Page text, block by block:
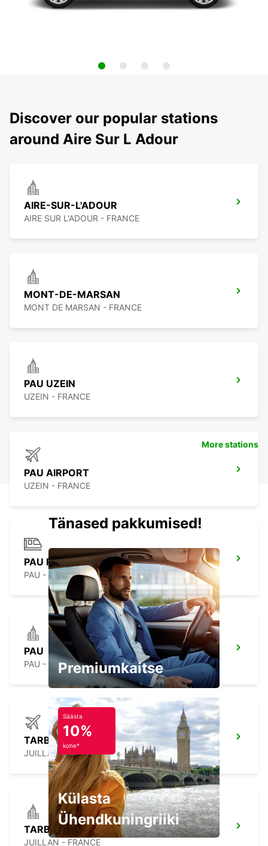
Discover our popular stations
around Aire Sur L Adour
AIRE-SUR-L'ADOUR
AIRE SUR L'ADOUR - FRANCE
MONT-DE-MARSAN
MONT DE MARSAN - FRANCE
PAU UZEIN
UZEIN - FRANCE
PAU AIRPORT
UZEIN - FRANCE
PAU RAILWAY STATION
PAU - FRANCE
PAU
PAU - FRANCE
TARBES LOURDES AIRPORT
JUILLAN - FRANCE
TARBES
JUILLAN - FRANCE
More stations
Tänased pakkumised!
Premiumkaitse
Säästa
10%
kohe*
Külasta
Ühendkuningriiki